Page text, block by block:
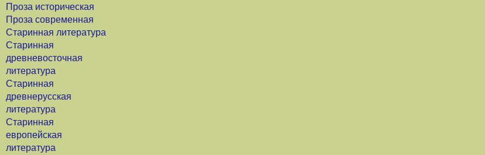
Проза историческая
Проза современная
Старинная литература
Старинная
древневосточная
литература
Старинная
древнерусская
литература
Старинная
европейская
литература